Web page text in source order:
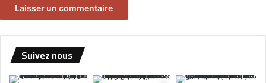
Suivez nous